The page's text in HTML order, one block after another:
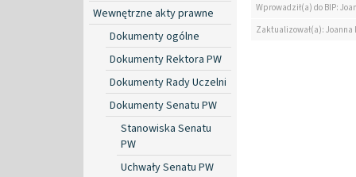
Wewnętrzne akty prawne
Dokumenty ogólne
Dokumenty Rektora PW
Dokumenty Rady Uczelni
Dokumenty Senatu PW
Stanowiska Senatu
PW
Uchwały Senatu PW
Wprowadził(a) do BIP:
Zaktualizował(a):